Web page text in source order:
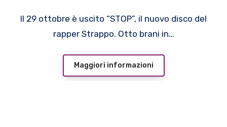
Il 29 ottobre è uscito “STOP”, il nuovo disco del
rapper Strappo. Otto brani in…
Maggiori informazioni